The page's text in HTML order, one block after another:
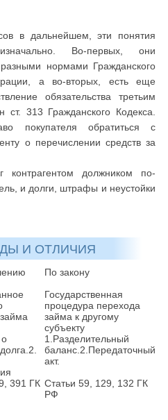
в дальнейшем, эти понятия
Во-первых, они
нормами Гражданского
а во-вторых, есть еще
обязательства третьим
ст. 313 Гражданского Кодекса.
покупателя обратиться с
о перечислении средств за
контрагентом должником по-
и долги, штрафы и неустойки
И ОТЛИЧИЯ
По закону
Государственная
процедура перехода
займа к другому
субъекту
о
1.Разделительный
баланс.2.Передаточный
акт.
391 ГК Статьи 59, 129, 132 ГК
РФ